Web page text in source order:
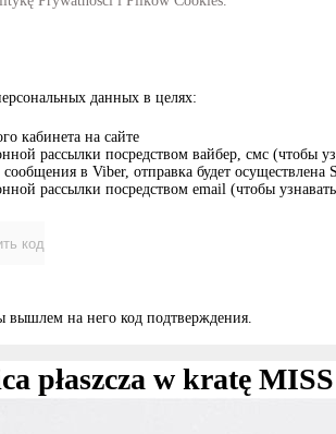
данных в целях:
кабинета на сайте
рассылки посредством вайбер, смс (чтобы
в Viber, отправка будет
рассылки посредством email (чтобы
код
на него код подтверждения.
płaszcza w kratę